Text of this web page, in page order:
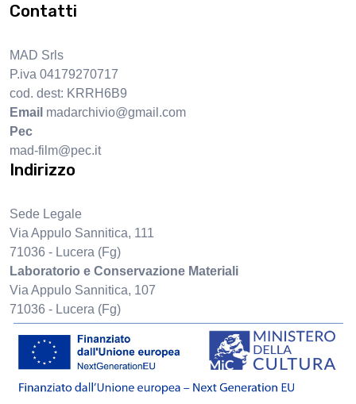
Contatti
MAD Srls
P.iva 04179270717
cod. dest: KRRH6B9
Email madarchivio@gmail.com
Pec
mad-film@pec.it
Indirizzo
Sede Legale
Via Appulo Sannitica, 111
71036 - Lucera (Fg)
Laboratorio e Conservazione Materiali
Via Appulo Sannitica, 107
71036 - Lucera (Fg)